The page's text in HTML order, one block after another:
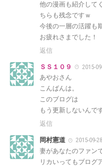
他の漫画も紹介して
ちらも残念ですｗ
今後の一層の活躍も
お疲れさまでした！
返信
ＳＳ１０９
2015-
あやおさん
こんばんは。
このブログは
もう更新しないんで
返信
岡村憲道
2015-09-
妻があなたのファン
リカいってもブログ